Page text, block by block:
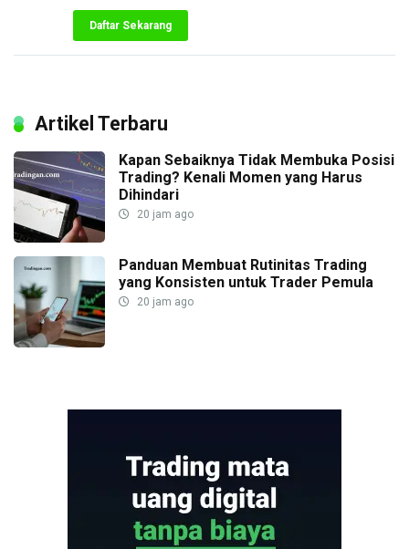
Daftar Sekarang
Artikel Terbaru
Kapan Sebaiknya Tidak Membuka Posisi
Trading? Kenali Momen yang Harus
Dihindari
20 jam ago
Panduan Membuat Rutinitas Trading
yang Konsisten untuk Trader Pemula
20 jam ago